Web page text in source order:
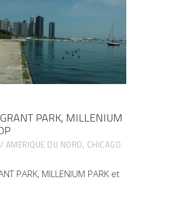
PARK, MILLENIUM
AMERIQUE DU NORD, CHICAGO
PARK, MILLENIUM PARK et